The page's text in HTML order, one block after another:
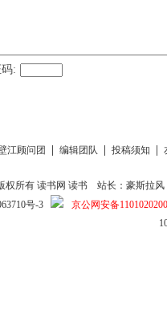
:
江顾问团 编辑团队 投稿须知
权所有读书网 读书
站长：豪斯拉风
号-3
京公网安备